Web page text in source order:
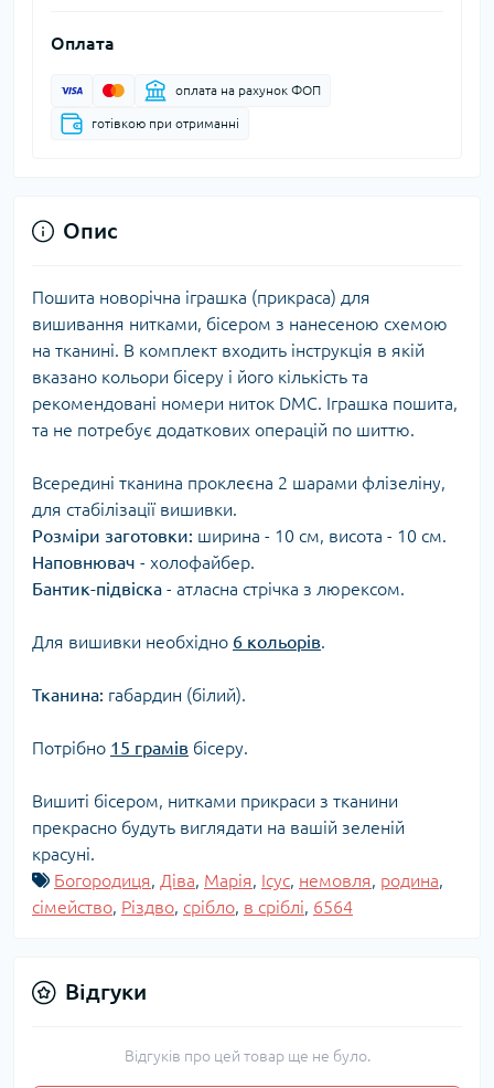
Оплата
оплата на рахунок ФОП
готівкою при отриманні
Опис
Пошита новорічна іграшка (прикраса) для
вишивання нитками, бісером з нанесеною схемою
на тканині. В комплект входить інструкція в якій
вказано кольори бісеру і його кількість та
рекомендовані номери ниток DMC. Іграшка пошита,
та не потребує додаткових операцій по шиттю.
Всередині тканина проклеєна 2 шарами флізеліну,
для стабілізації вишивки.
Розміри заготовки: ширина - 10 см, висота - 10 см.
Наповнювач - холофайбер.
Бантик-підвіска - атласна стрічка з люрексом.
Для вишивки необхідно 6 кольорів.
Тканина: габардин (білий).
Потрібно 15 грамів бісеру.
Вишиті бісером, нитками прикраси з тканини
прекрасно будуть виглядати на вашій зеленій
красуні.
Богородиця, Діва, Марія, Ісус, немовля, родина,
сімейство, Різдво, срібло, в сріблі, 6564
Відгуки
Відгуків про цей товар ще не було.